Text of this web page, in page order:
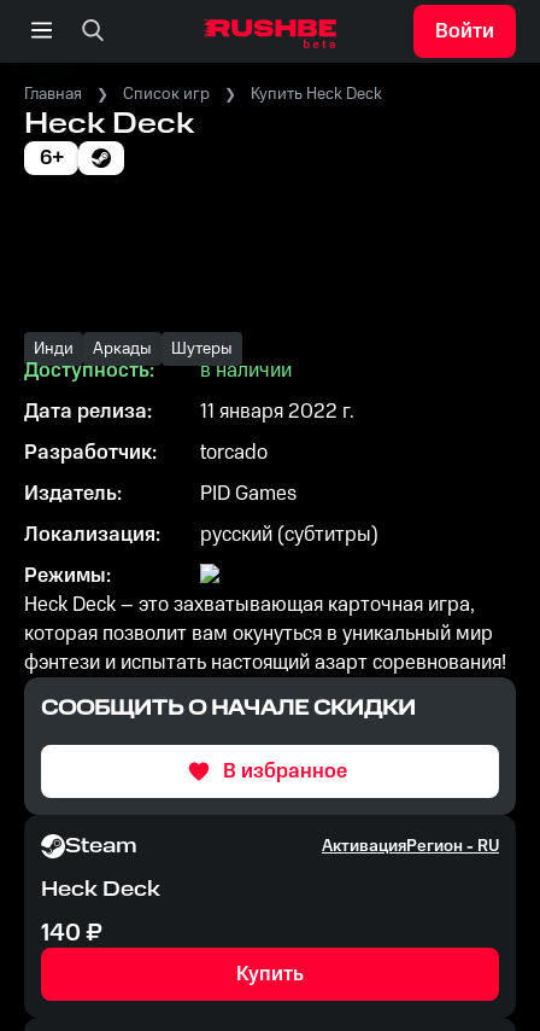
Войти
Главная Список игр Купить Heck Deck
Heck Deck
6+
Инди Аркады Шутеры
Доступность:
в наличии
Дата релиза:
11 января 2022 г.
Разработчик:
torcado
Издатель:
PID Games
Локализация:
русский (субтитры)
Режимы:
Heck Deck – это захватывающая карточная игра,
которая позволит вам окунуться в уникальный мир
фэнтези и испытать настоящий азарт соревнования!
СООБЩИТЬ О НАЧАЛЕ СКИДКИ
В избранное
Steam АктивацияРегион -RU
Heck Deck
140₽
Купить